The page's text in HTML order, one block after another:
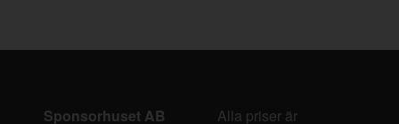
Sponsorhuset AB
Alla priser är